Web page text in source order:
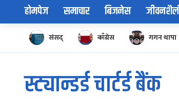
होमपेज समाचार बिजनेस
संसद् काँग्रेस गगन थापा
स्ट्यान्डर्ड चार्टर्ड बैंक